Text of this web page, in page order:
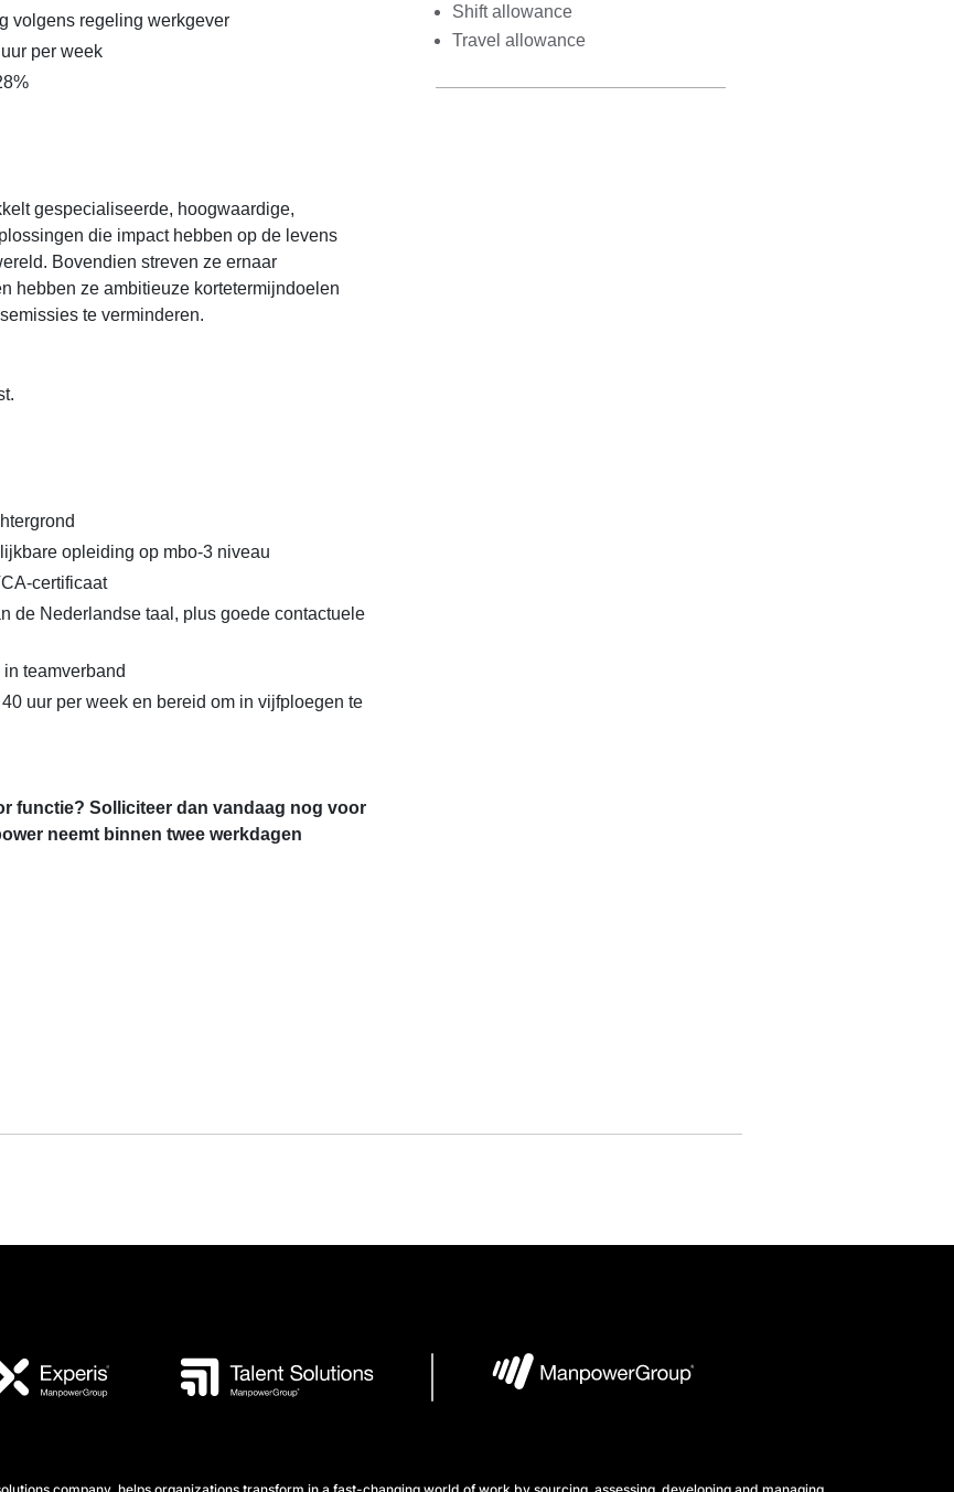
volgens regeling werkgever
per week
gespecialiseerde, hoogwaardige,
die impact hebben op de levens
Bovendien streven ze ernaar
hebben ze ambitieuze kortetermijndoelen
te verminderen.
opleiding op mbo-3 niveau
certificaat
de Nederlandse taal, plus goede contactuele
teamverband
uur per week en bereid om in vijfploegen te
functie? Solliciteer dan vandaag nog voor
neemt binnen twee werkdagen
Shift allowance
Travel allowance